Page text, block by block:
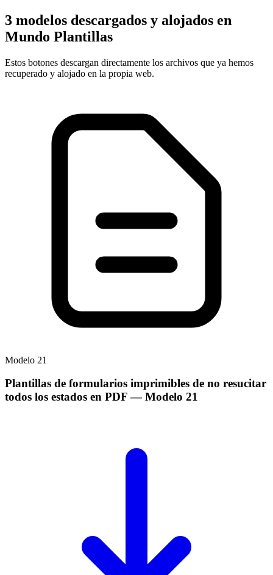
3 modelos descargados y alojados en
Mundo Plantillas
Estos botones descargan directamente los archivos que ya hemos
recuperado y alojado en la propia web.
Modelo 21
Plantillas de formularios imprimibles de no resucitar
todos los estados en PDF— Modelo 21